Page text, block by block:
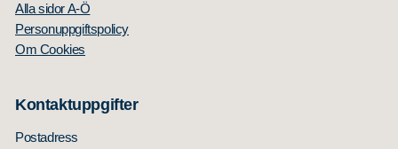
Alla sidor A-Ö
Personuppgiftspolicy
Om Cookies
Kontaktuppgifter
Postadress